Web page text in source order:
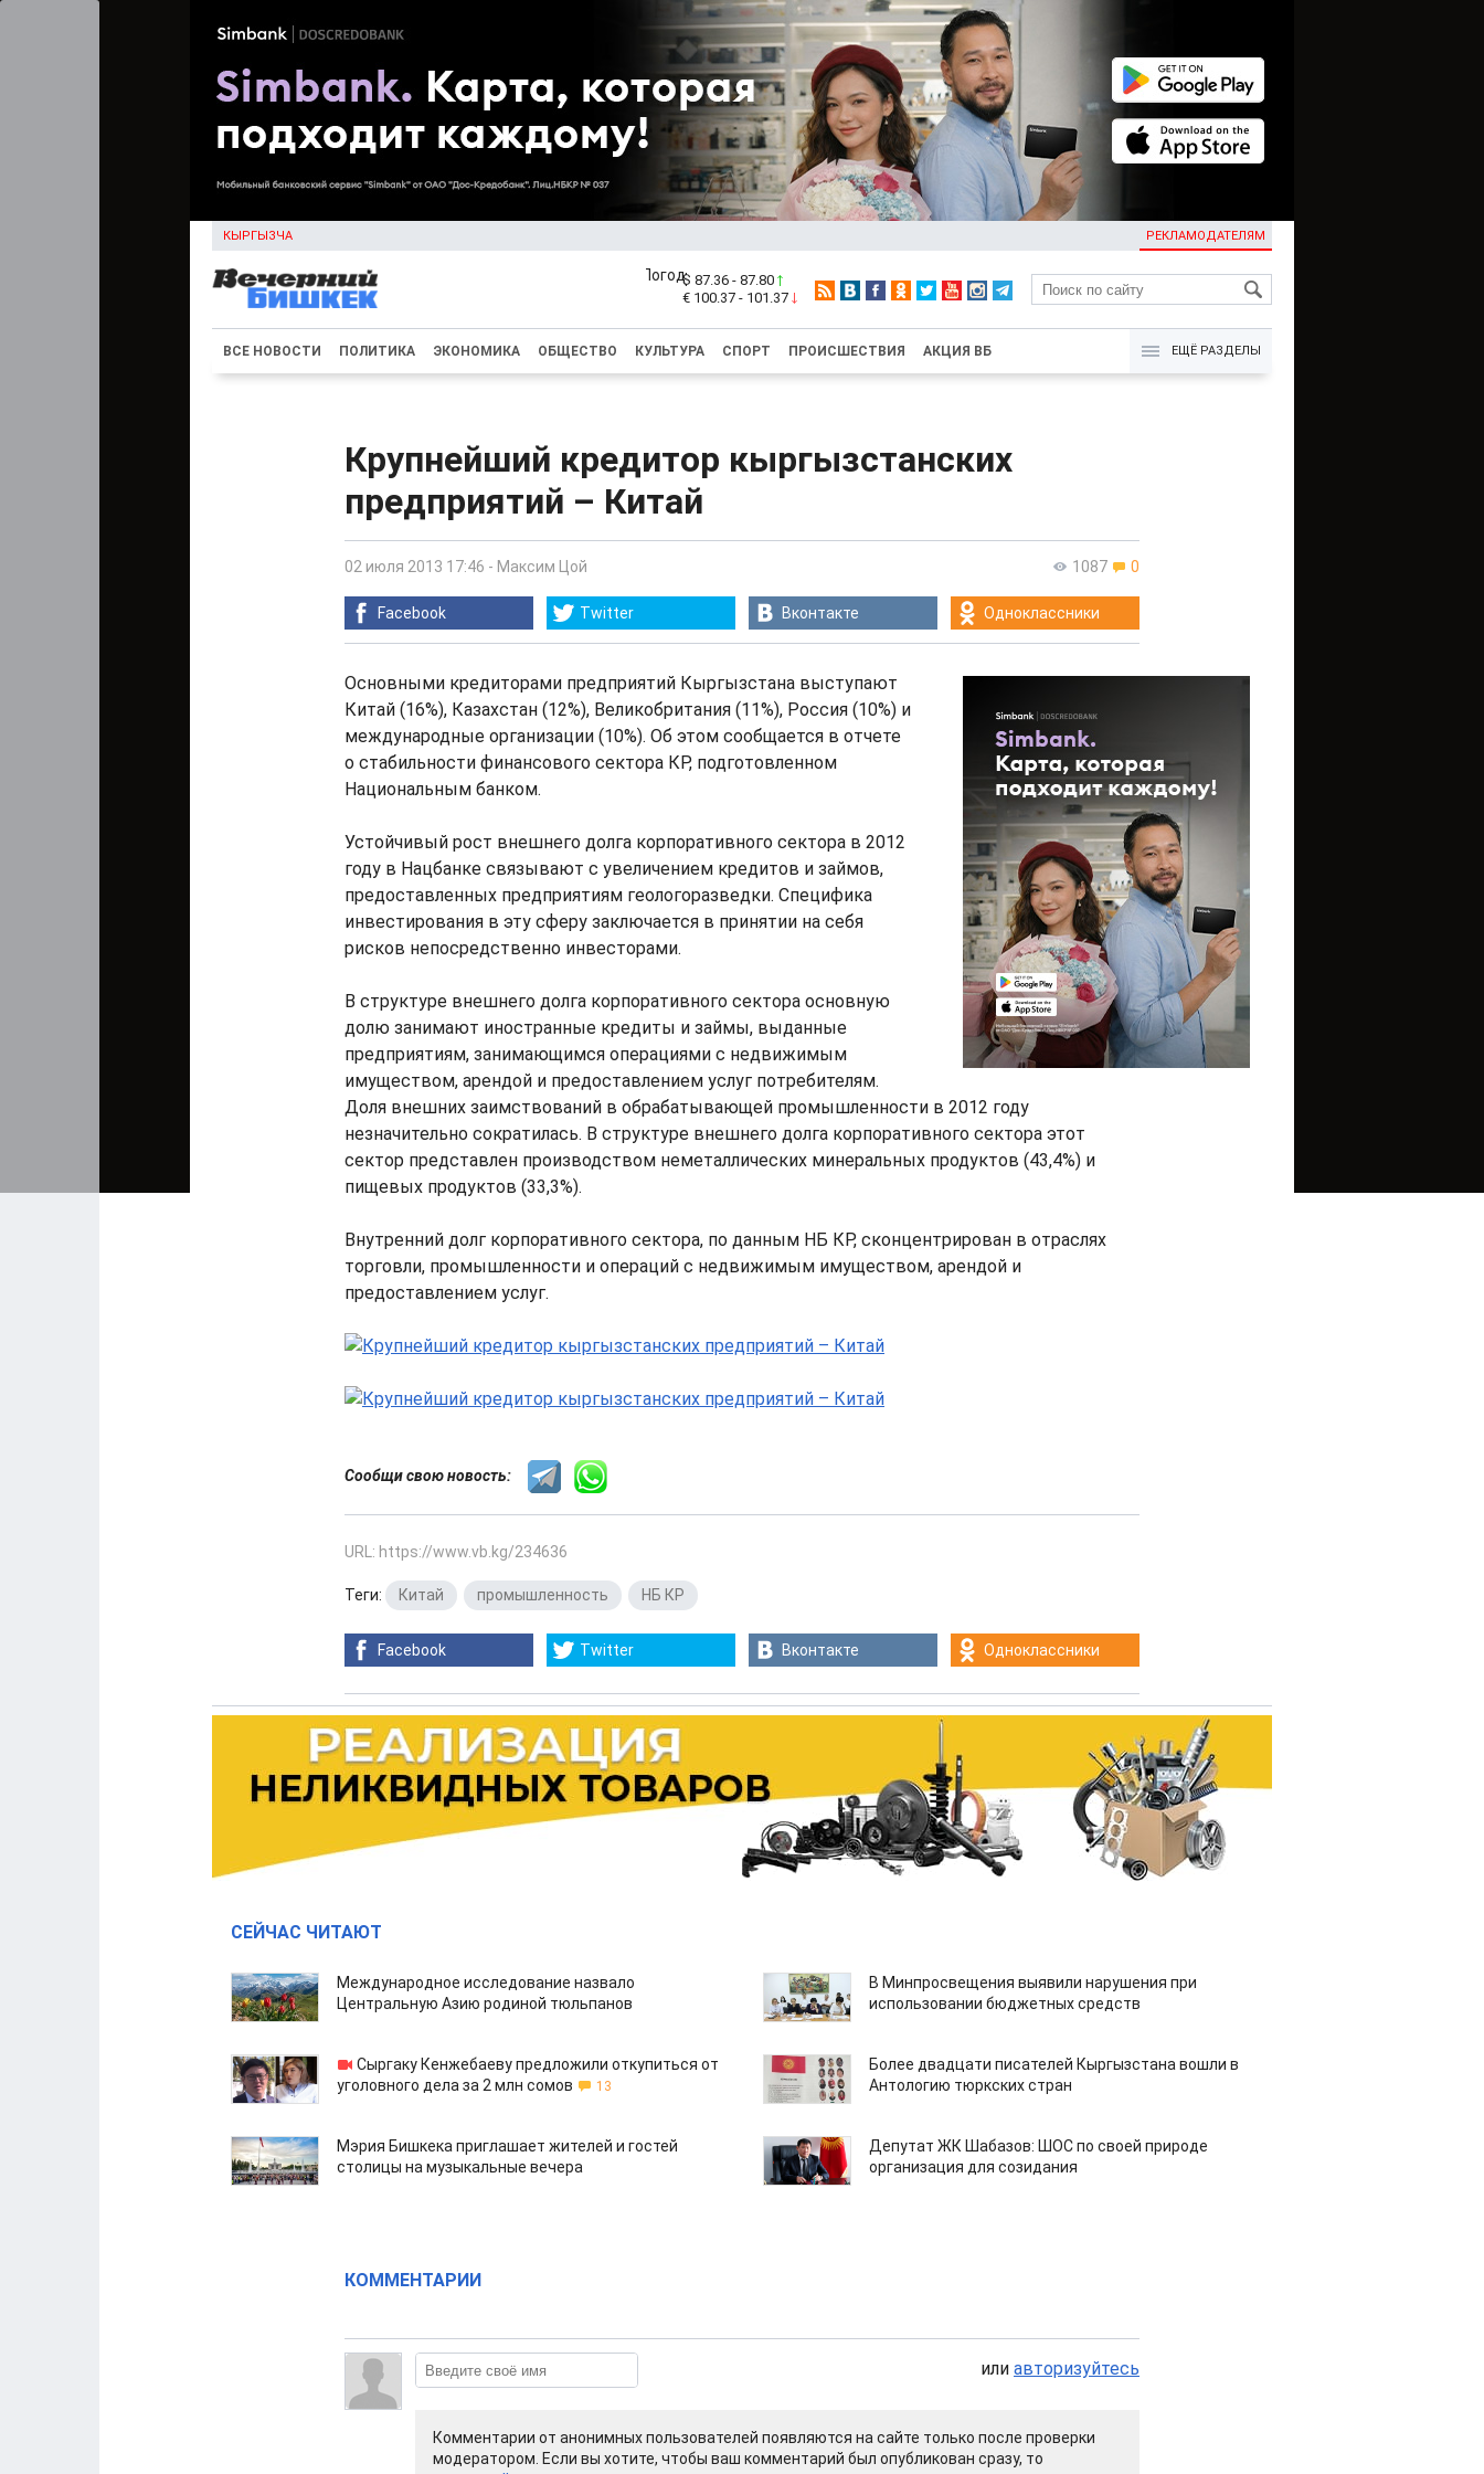
КЫРГЫЗЧА РЕКЛАМОДАТЕЛЯМ
KG
$ 87.36 - 87.80
€ 100.37 - 101.37
ВСЕ НОВОСТИ ПОЛИТИКА ЭКОНОМИКА ОБЩЕСТВО КУЛЬТУРА СПОРТ ПРОИСШЕСТВИЯ АКЦИЯ ВБ ЕЩЁ РАЗДЕЛЫ
Крупнейший кредитор кыргызстанских
предприятий – Китай
1087 0
02 июля 2013 17:46 - Максим Цой
Facebook Twitter Вконтакте Одноклассники
Основными кредиторами предприятий Кыргызстана выступают
Китай (16%), Казахстан (12%), Великобритания (11%), Россия (10%) и
международные организации (10%). Об этом сообщается в отчете
о стабильности финансового сектора КР, подготовленном
Национальным банком.
Устойчивый рост внешнего долга корпоративного сектора в 2012
году в Нацбанке связывают с увеличением кредитов и займов,
предоставленных предприятиям геологоразведки. Специфика
инвестирования в эту сферу заключается в принятии на себя
рисков непосредственно инвесторами.
В структуре внешнего долга корпоративного сектора основную
долю занимают иностранные кредиты и займы, выданные
предприятиям, занимающимся операциями с недвижимым
имуществом, арендой и предоставлением услуг потребителям.
Доля внешних заимствований в обрабатывающей промышленности в 2012 году
незначительно сократилась. В структуре внешнего долга корпоративного сектора этот
сектор представлен производством неметаллических минеральных продуктов (43,4%) и
пищевых продуктов (33,3%).
Внутренний долг корпоративного сектора, по данным НБ КР, сконцентрирован в отраслях
торговли, промышленности и операций с недвижимым имуществом, арендой и
предоставлением услуг.
Сообщи свою новость:
URL: https://www.vb.kg/234636
Теги: Китай промышленность НБ КР
Facebook Twitter Вконтакте Одноклассники
СЕЙЧАС ЧИТАЮТ
Международное исследование назвало
Центральную Азию родиной тюльпанов
В Минпросвещения выявили нарушения при
использовании бюджетных средств
Сыргаку Кенжебаеву предложили откупиться от
уголовного дела за 2 млн сомов
13
Более двадцати писателей Кыргызстана вошли в
Антологию тюркских стран
Мэрия Бишкека приглашает жителей и гостей
столицы на музыкальные вечера
Депутат ЖК Шабазов: ШОС по своей природе
организация для созидания
КОММЕНТАРИИ
или авторизуйтесь
Комментарии от анонимных пользователей появляются на сайте только после проверки
модератором. Если вы хотите, чтобы ваш комментарий был опубликован сразу, то